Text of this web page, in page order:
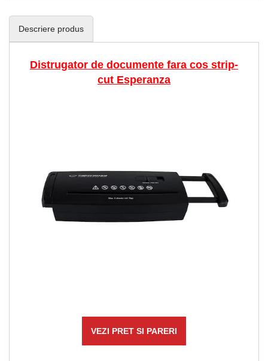
Descriere produs
Distrugator de documente fara cos strip-
cut Esperanza
VEZI PRET SI PARERI